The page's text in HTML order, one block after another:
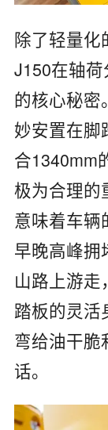
除了轻量化
J150在轴
的核心秘密
妙安置在脚
合1340mm
极为合理的
意味着车辆
早晚高峰拥
山路上游
踏板的灵活
弯给油干脆
话。